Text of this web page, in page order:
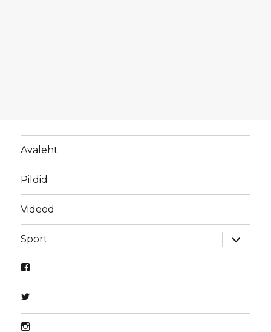
Avaleht
Pildid
Videod
Sport
laienda